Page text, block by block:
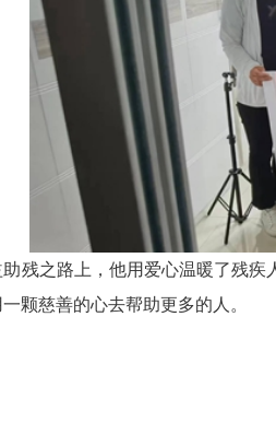
残之路上，他用爱心温暖了残
颗慈善的心去帮助更多的人。